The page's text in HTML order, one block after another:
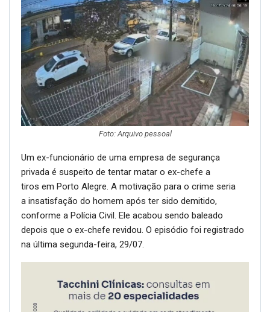
Foto: Arquivo pessoal
Um ex-funcionário de uma empresa de segurança
privada é suspeito de tentar matar o ex-chefe a
tiros em Porto Alegre. A motivação para o crime seria
a insatisfação do homem após ter sido demitido,
conforme a Polícia Civil. Ele acabou sendo baleado
depois que o ex-chefe revidou. O episódio foi registrado
na última segunda-feira, 29/07.